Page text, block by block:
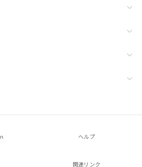
ヘルプ
関連リンク